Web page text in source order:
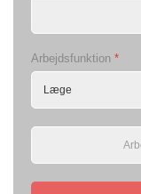
Arbejdsfunktion *